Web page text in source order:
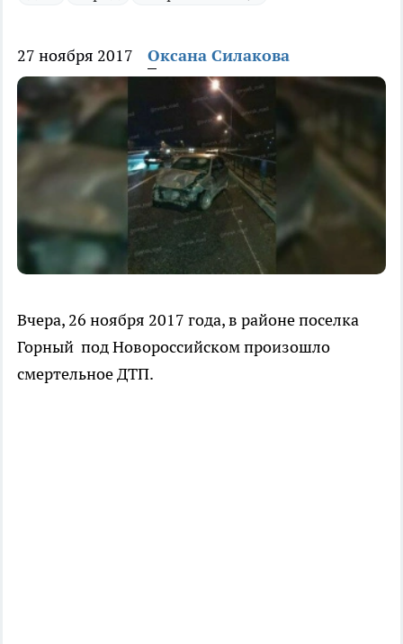
27 ноября 2017 Оксана Силакова
Вчера, 26 ноября 2017 года, в районе поселка
Горный под Новороссийском произошло
смертельное ДТП.